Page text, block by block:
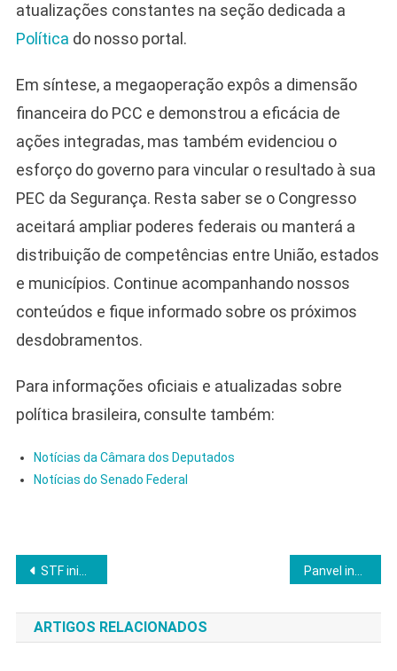
atualizações constantes na seção dedicada a
Política do nosso portal.
Em síntese, a megaoperação expôs a dimensão
financeira do PCC e demonstrou a eficácia de
ações integradas, mas também evidenciou o
esforço do governo para vincular o resultado à sua
PEC da Segurança. Resta saber se o Congresso
aceitará ampliar poderes federais ou manterá a
distribuição de competências entre União, estados
e municípios. Continue acompanhando nossos
conteúdos e fique informado sobre os próximos
desdobramentos.
Para informações oficiais e atualizadas sobre
política brasileira, consulte também:
Notícias da Câmara dos Deputados
Notícias do Senado Federal
Navegação
de
Post
STF inicia julgamento de Bolsonaro com presença ativa de deputados de esquerda
ARTIGOS RELACIONADOS